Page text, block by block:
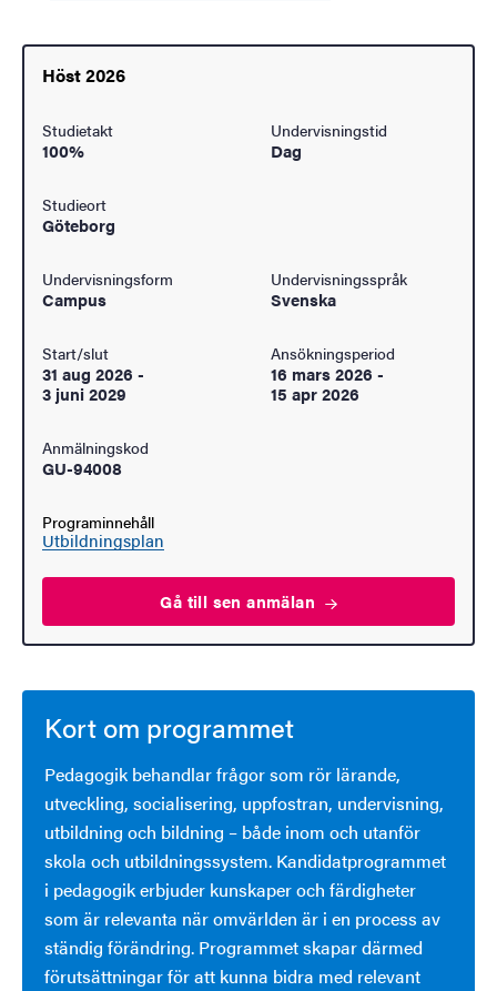
Höst 2026
Studietakt
100%
Undervisningstid
Dag
Studieort
Göteborg
Undervisningsform
Campus
Undervisningsspråk
Svenska
Start/slut
31 aug 2026 -
3 juni 2029
Ansökningsperiod
16 mars 2026 -
15 apr 2026
Anmälningskod
GU-94008
Programinnehåll
Utbildningsplan
Gå till senanmälan
Kort om programmet
Pedagogik behandlar frågor som rör lärande,
utveckling, socialisering, uppfostran, undervisning,
utbildning och bildning – både inom och utanför
skola och utbildningssystem. Kandidatprogrammet
i pedagogik erbjuder kunskaper och färdigheter
som är relevanta när omvärlden är i en process av
ständig förändring. Programmet skapar därmed
förutsättningar för att kunna bidra med relevant